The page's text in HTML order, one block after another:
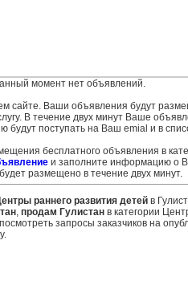
момент нет объявлений.
сайте. Ваши объявления будут
В течение двух минут Ваше
будут поступать на Ваш emial и в
бесплатного объявления в
и заполните информацию о
размещено в течение двух минут.
раннего развития детейв
, продам Гулистанв категории
запросы заказчиков на